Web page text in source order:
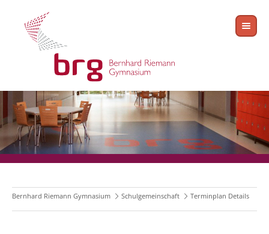
Bernhard Riemann Gymnasium Schulgemeinschaft Terminplan Details